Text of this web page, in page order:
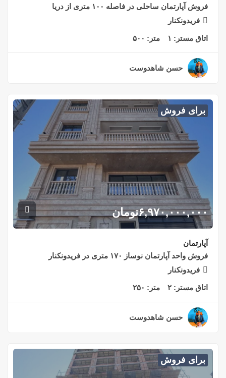
فروش آپارتمان ساحلی در فاصله ۱۰۰ متری از دریا
فریدونکنار
اتاق مستر: ۱ متر: ۵۰۰
حسن شاهدوست
برای فروش
۶,۹۷۰,۰۰۰,۰۰۰تومان
آپارتمان
فروش واحد آپارتمان نوساز ۱۷۰ متری در فریدونکنار
فریدونکنار
اتاق مستر: ۲ متر: ۲۵۰
حسن شاهدوست
برای فروش